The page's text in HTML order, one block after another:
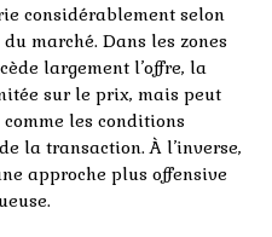
considérablement selon
marché. Dans les zones
largement l’offre, la
sur le prix, mais peut
comme les conditions
la transaction. À l’inverse,
approche plus offensive